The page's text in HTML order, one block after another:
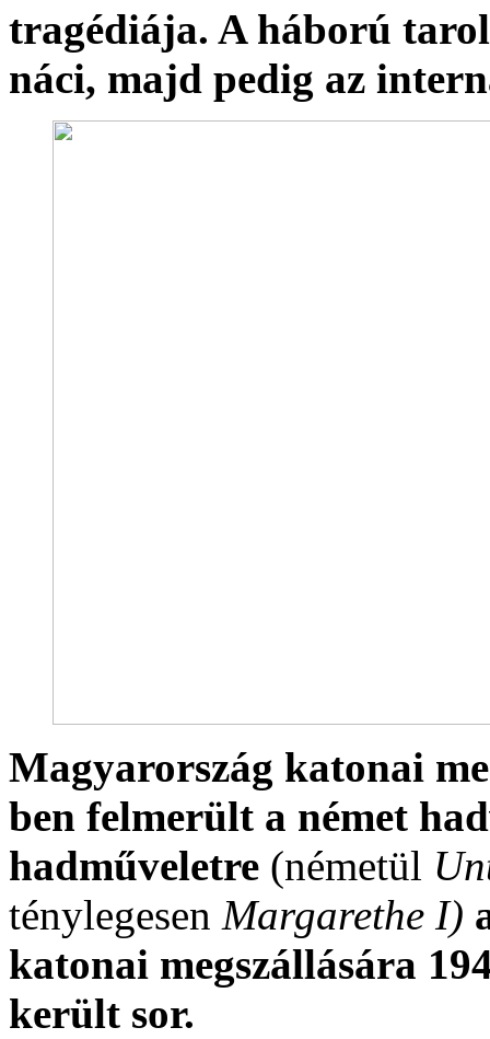
tragédiája. A háború
náci, majd pedig az
Magyarország katonai
ben felmerült a német
hadműveletre (németül
ténylegesen Margarethe I)
katonai megszállására
került sor.